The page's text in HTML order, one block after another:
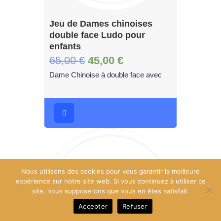
Jeu de Dames chinoises
double face Ludo pour
enfants
65,00€ 45,00 €
Dame Chinoise à double face avec
Nous utilisons des cookies pour vous garantir la meilleure
expérience sur notre site web. Si vous continuez à utiliser ce
site, nous supposerons que vous en êtes satisfait.
Accepter
Refuser